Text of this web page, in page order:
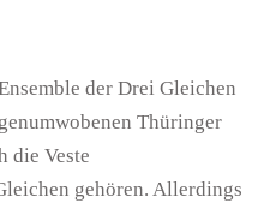
der Drei Gleichen
Thüringer
die Veste
gehören. Allerdings